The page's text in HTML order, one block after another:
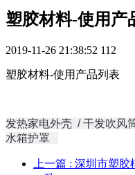
塑胶材料-使用产
2019-11-26 21:38:52 112
塑胶材料-使用产品列表
发热家电外壳 / 干发吹风
水箱护罩
上一篇 : 深圳市塑胶